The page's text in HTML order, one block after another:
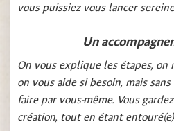
vous puissiez vous lancer
Un
On vous explique les étapes, on
on vous aide si besoin, mais
faire par vous-même. Vous
création, tout en étant